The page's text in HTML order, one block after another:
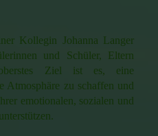
Kollegin Johanna Langer
und Schüler, Eltern
Ziel ist es, eine
Atmosphäre zu schaffen und
emotionalen, sozialen und